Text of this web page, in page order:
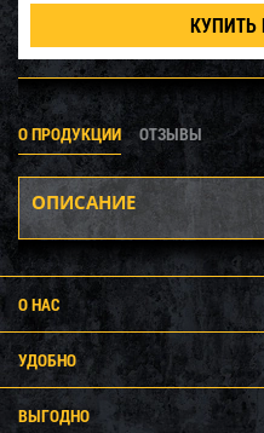
КУПИТЬ
О ПРОДУКЦИИ ОТЗЫВЫ
ОПИСАНИЕ
О НАС
УДОБНО
ВЫГОДНО